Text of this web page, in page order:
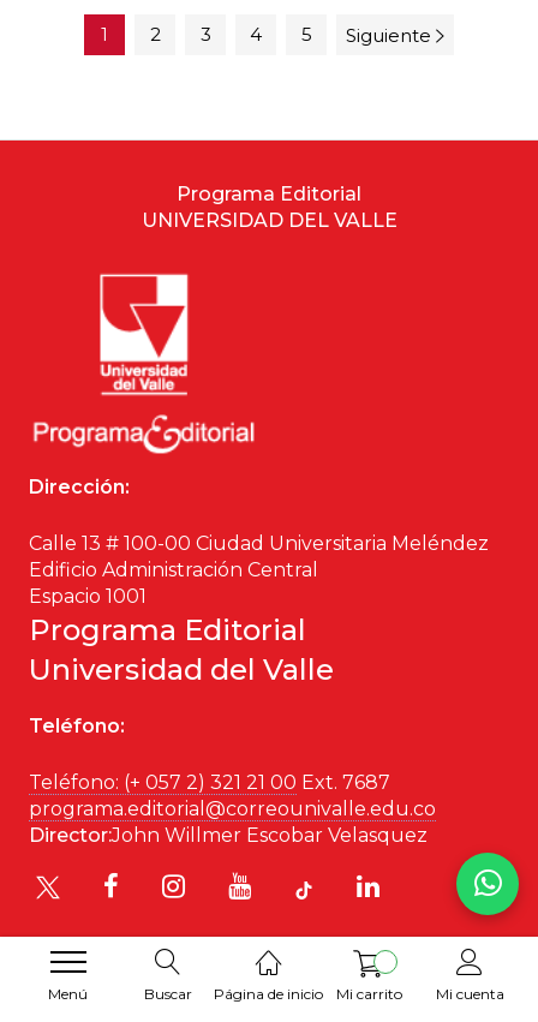
Menú Buscar Página de inicio Mi carrito Mi cuenta
1 2 3 4 5 Siguiente
Programa Editorial
UNIVERSIDAD DEL VALLE
Dirección:
Calle 13 # 100-00 Ciudad Universitaria Meléndez
Edificio Administración Central
Espacio 1001
Programa Editorial
Universidad del Valle
Teléfono:
Teléfono: (+ 057 2) 321 21 00 Ext. 7687
programa.editorial@correounivalle.edu.co
Director:John Willmer Escobar Velasquez